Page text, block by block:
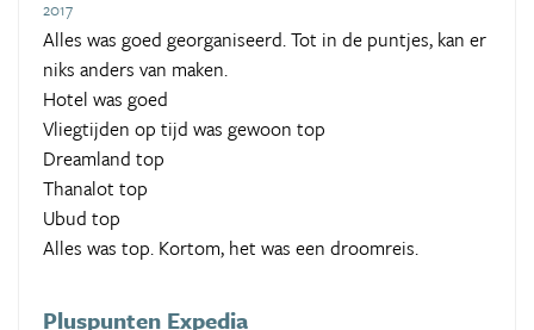
2017
Alles was goed georganiseerd. Tot in de puntjes, kan er
niks anders van maken.
Hotel was goed
Vliegtijden op tijd was gewoon top
Dreamland top
Thanalot top
Ubud top
Alles was top. Kortom, het was een droomreis.
Pluspunten Expedia